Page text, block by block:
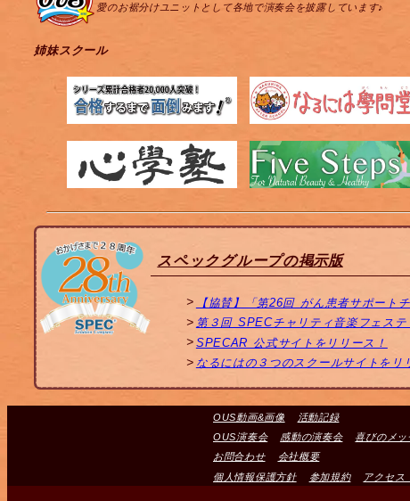
愛のお裾分けユニットとして各地で演奏会を披露しています♪
姉妹スクール
スペックグループの掲示版
【協賛】「第26回 がん患者サポート
第３回 SPECチャリティ音楽フェステ
SPECAR 公式サイトをリリース！
なるにはの３つのスクールサイトをリ
OUS動画&画像
活動記録
OUS演奏会
感動の演奏会 喜びのメッ
お問合わせ
会社概要
個人情報保護方針
参加規約 アクセス